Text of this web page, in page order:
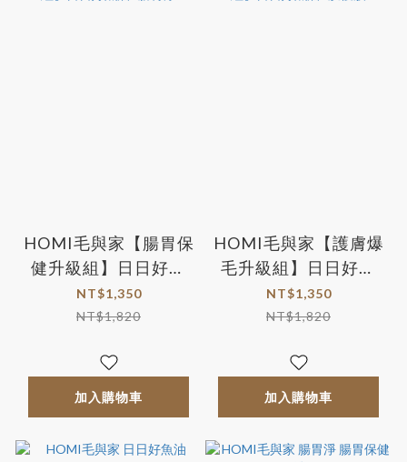
HOMI毛與家【腸胃保
健升級組】日日好魚
油+腸胃淨
NT$1,350
NT$1,820
加入購物車
HOMI毛與家【護膚爆
毛升級組】日日好魚
油+肌優股
NT$1,350
NT$1,820
加入購物車